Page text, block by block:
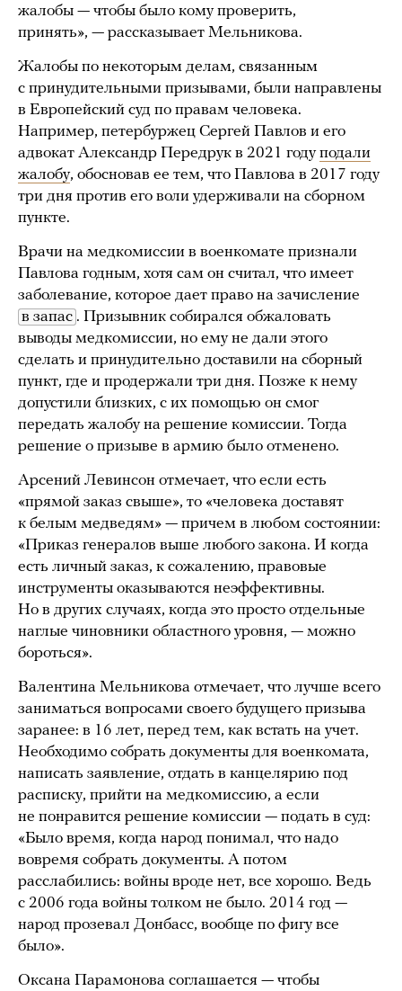
жалобы — чтобы было кому проверить,
принять», — рассказывает Мельникова.
Жалобы по некоторым делам, связанным
с принудительными призывами, были направлены
в Европейский суд по правам человека.
Например, петербуржец Сергей Павлов и его
адвокат Александр Передрук в 2021 годуподали
жалобу, обосновав ее тем, что Павлова в 2017 году
три дня против его воли удерживали на сборном
пункте.
Врачи на медкомиссии в военкомате признали
Павлова годным, хотя сам он считал, что имеет
заболевание, которое дает право на зачисление
в запас . Призывник собирался обжаловать
выводы медкомиссии, но ему не дали этого
сделать и принудительно доставили на сборный
пункт, где и продержали три дня. Позже к нему
допустили близких, с их помощью он смог
передать жалобу на решение комиссии. Тогда
решение о призыве в армию было отменено.
Арсений Левинсон отмечает, что если есть
«прямой заказ свыше», то «человека доставят
к белым медведям» — причем в любом состоянии:
«Приказ генералов выше любого закона. И когда
есть личный заказ, к сожалению, правовые
инструменты оказываются неэффективны.
Но в других случаях, когда это просто отдельные
наглые чиновники областного уровня, — можно
бороться».
Валентина Мельникова отмечает, что лучше всего
заниматься вопросами своего будущего призыва
заранее: в 16 лет, перед тем, как встать на учет.
Необходимо собрать документы для военкомата,
написать заявление, отдать в канцелярию под
расписку, прийти на медкомиссию, а если
не понравится решение комиссии — подать в суд:
«Было время, когда народ понимал, что надо
вовремя собрать документы. А потом
расслабились: войны вроде нет, все хорошо. Ведь
с 2006 года войны толком не было. 2014 год —
народ прозевал Донбасс, вообще по фигу все
было».
Оксана Парамонова соглашается — чтобы